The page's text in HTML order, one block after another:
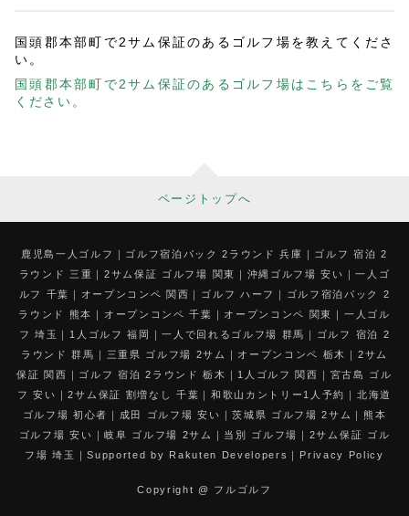
国頭郡本部町で2サム保証のあるゴルフ場を教えてくださ
い。
国頭郡本部町で2サム保証のあるゴルフ場はこちらをご覧
ください。
ページトップへ
鹿児島一人ゴルフ ゴルフ宿泊パック 2ラウンド 兵庫
ゴルフ 宿泊 2
ラウンド 三重
2サム保証 ゴルフ場 関東 沖縄ゴルフ場 安い
一人ゴ
ルフ 千葉
オープンコンペ 関西 ゴルフ ハーフ
ゴルフ宿泊パック 2
ラウンド 熊本
オープンコンペ 千葉 オープンコンペ 関東
一人ゴル
フ 埼玉
1人ゴルフ 福岡 一人で回れるゴルフ場 群馬
ゴルフ 宿泊 2
ラウンド 群馬
三重県 ゴルフ場 2サム オープンコンペ 栃木
2サム
保証 関西
ゴルフ 宿泊 2ラウンド 栃木 1人ゴルフ 関西
宮古島 ゴル
フ 安い
2サム保証 割増なし 千葉 和歌山カントリー1人予約
北海道
ゴルフ場 初心者
成田 ゴルフ場 安い 茨城県 ゴルフ場 2サム
熊本
ゴルフ場 安い
岐阜 ゴルフ場 2サム 当別 ゴルフ場
2サム保証 ゴル
フ場 埼玉
Supported by Rakuten Developers Privacy Policy
Copyright @ フルゴルフ